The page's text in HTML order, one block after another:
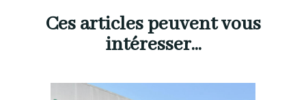
Ces articles peuvent vous
intéresser...